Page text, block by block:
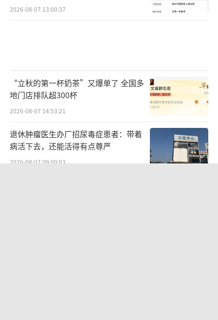
2026-08-07 13:00:37
“立秋的第一杯奶茶”又爆单了 全国多
地门店排队超300杯
2026-08-07 14:53:21
退休肿瘤医生办厂招尿毒症患者：带着
病活下去，还能活得有点尊严
2026-08-07 09:00:03